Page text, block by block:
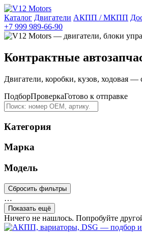
Каталог Двигатели АКПП / МКПП
+7 999 989-66-90
Контрактные
Двигатели, коробки, кузов, ходовая
ПодборПроверкаГотово к отправке
Категория
Марка
Модель
Сбросить фильтры
…
Показать ещё
Ничего не нашлось. Попробуйте